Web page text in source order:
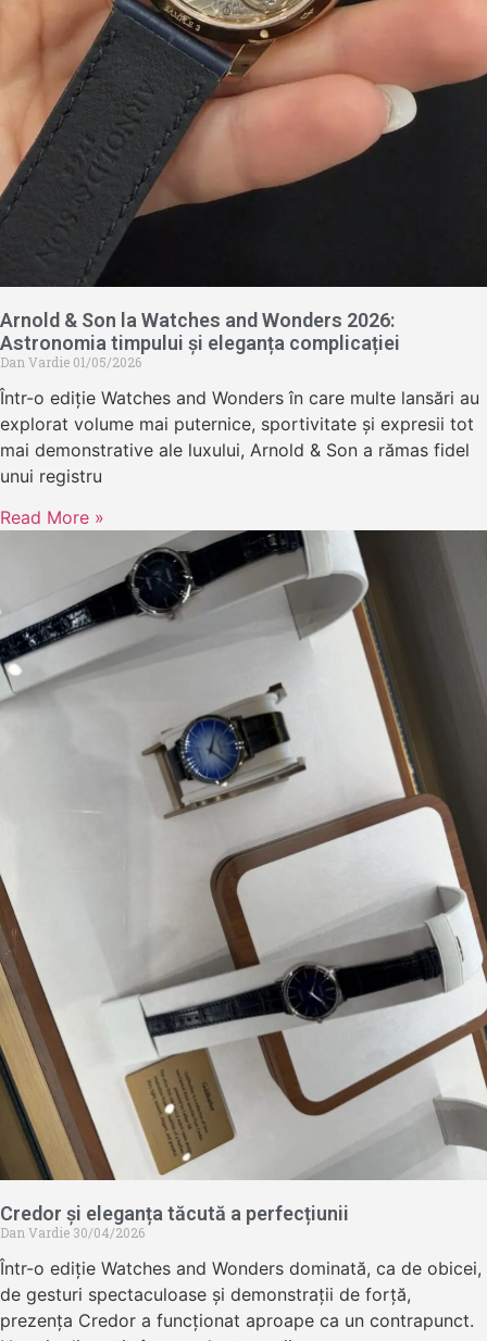
Arnold & Son la Watches and Wonders 2026:
Astronomia timpului și eleganța complicației
Dan Vardie 01/05/2026
Într-o ediție Watches and Wonders în care multe lansări au
explorat volume mai puternice, sportivitate și expresii tot
mai demonstrative ale luxului, Arnold & Son a rămas fidel
unui registru
Read More »
Credor și eleganța tăcută a perfecțiunii
Dan Vardie 30/04/2026
Într-o ediție Watches and Wonders dominată, ca de obicei,
de gesturi spectaculoase și demonstrații de forță,
prezența Credor a funcționat aproape ca un contrapunct.